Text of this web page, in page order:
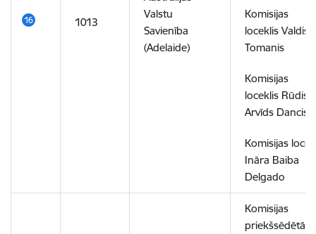
1013
Valstu
Savienība
(Adelaide)
Komisijas
loceklis Valdis
Tomanis
Komisijas
loceklis Rūdis
Arvīds Dancis
Komisijas
Ināra Baiba
Delgado
Komisijas
priekšsēdētājs